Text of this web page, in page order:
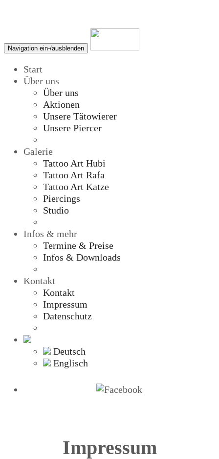
Navigation ein-/ausblenden
Start
Über uns
Über uns
Aktionen
Unsere Tätowierer
Unsere Piercer
Galerie
Tattoo Art Hubi
Tattoo Art Rafa
Tattoo Art Katze
Piercings
Studio
Infos & mehr
Termine & Preise
Infos & Downloads
Kontakt
Kontakt
Impressum
Datenschutz
Deutsch
Englisch
Impressum